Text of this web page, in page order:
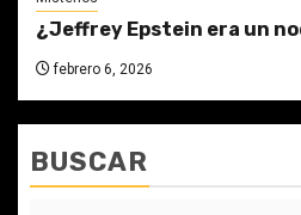
¿Jeffrey Epstein era un
febrero 6, 2026
BUSCAR